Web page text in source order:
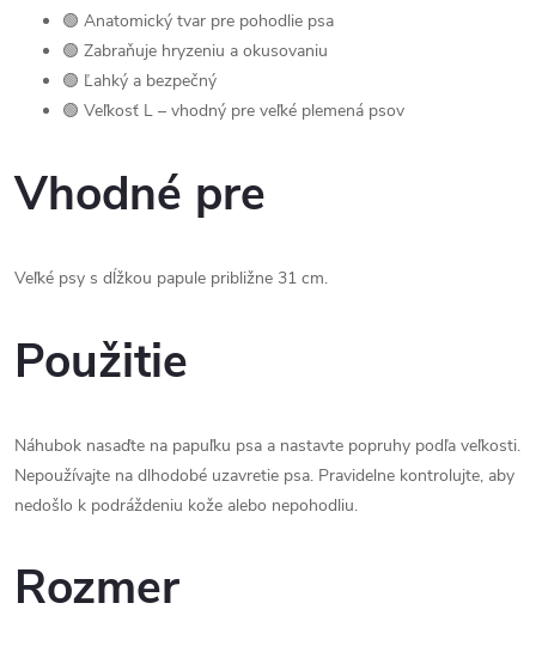
🟢 Anatomický tvar pre pohodlie psa
🟢 Zabraňuje hryzeniu a okusovaniu
🟢 Ľahký a bezpečný
🟢 Veľkosť L – vhodný pre veľké plemená psov
Vhodné pre
Veľké psy s dĺžkou papule približne 31 cm.
Použitie
Náhubok nasaďte na papuľku psa a nastavte popruhy podľa veľkosti.
Nepoužívajte na dlhodobé uzavretie psa. Pravidelne kontrolujte, aby
nedošlo k podráždeniu kože alebo nepohodliu.
Rozmer